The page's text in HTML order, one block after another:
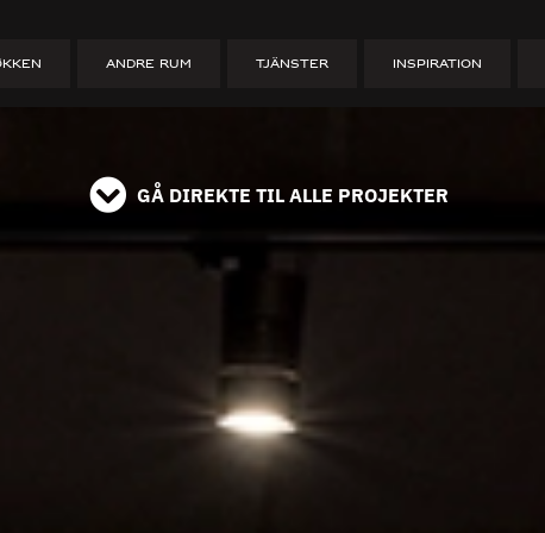
ANDRE RUM TJÄNSTER INSPIRATION
indretning til
GÅ DIREKTE TIL ALLE PROJEKTER